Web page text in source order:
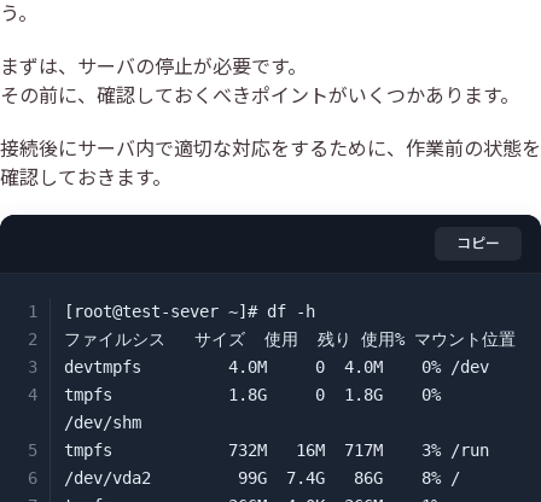
う。
まずは、サーバの停止が必要です。
その前に、確認しておくべきポイントがいくつかあります。
接続後にサーバ内で適切な対応をするために、作業前の状態を
確認しておきます。
コピー
[root@test-sever ~]# df -h
ファイルシス   サイズ  使用  残り 使用% マウント位置
devtmpfs         4.0M     0  4.0M    0% /dev
tmpfs            1.8G     0  1.8G    0%
/dev/shm
tmpfs            732M   16M  717M    3% /run
/dev/vda2         99G  7.4G   86G    8% /